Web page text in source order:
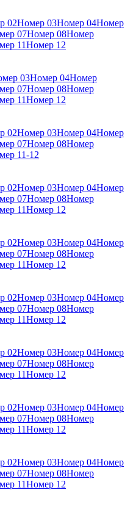
02Номер 03Номер 04Номер
07Номер 08Номер
11Номер 12
03Номер 04Номер
07Номер 08Номер
11Номер 12
02Номер 03Номер 04Номер
07Номер 08Номер
11-12
02Номер 03Номер 04Номер
07Номер 08Номер
11Номер 12
02Номер 03Номер 04Номер
07Номер 08Номер
11Номер 12
02Номер 03Номер 04Номер
07Номер 08Номер
11Номер 12
02Номер 03Номер 04Номер
07Номер 08Номер
11Номер 12
02Номер 03Номер 04Номер
07Номер 08Номер
11Номер 12
02Номер 03Номер 04Номер
07Номер 08Номер
11Номер 12